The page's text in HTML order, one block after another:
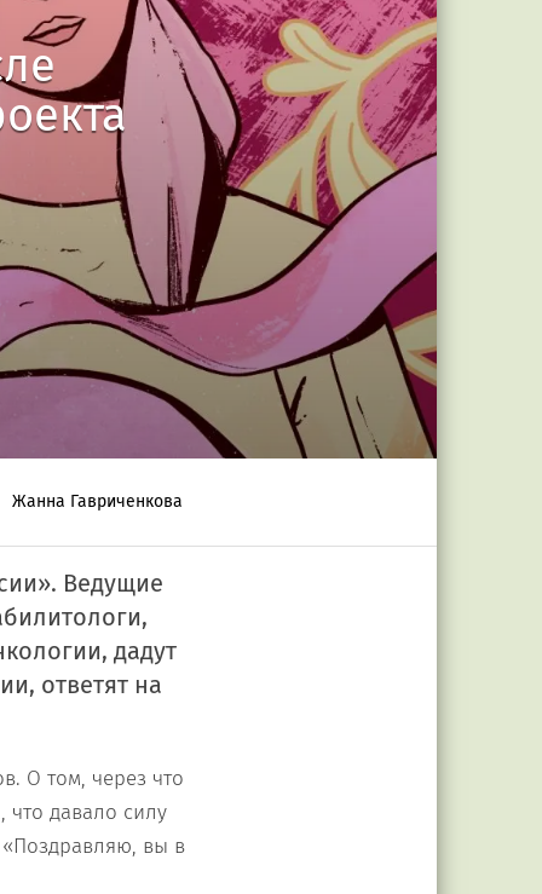
Жанна Гавриченкова
Ведущие
дадут
ответят на
О том, через что
давало силу
«Поздравляю, вы в